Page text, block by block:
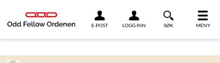
E-POST LOGG INN SØK MENY